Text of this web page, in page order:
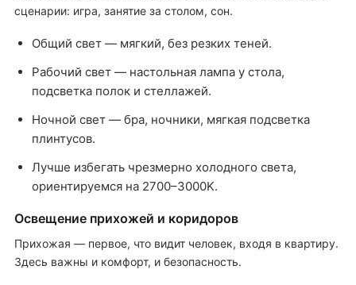
сценарии: игра, занятие за столом, сон.
Общий свет — мягкий, без резких теней.
Рабочий свет — настольная лампа у стола,
подсветка полок и стеллажей.
Ночной свет — бра, ночники, мягкая подсветка
плинтусов.
Лучше избегать чрезмерно холодного света,
ориентируемся на 2700–3000K.
Освещение прихожей и коридоров
Прихожая — первое, что видит человек, входя в квартиру.
Здесь важны и комфорт, и безопасность.